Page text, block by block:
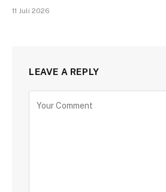
11 Juli 2026
LEAVE A REPLY